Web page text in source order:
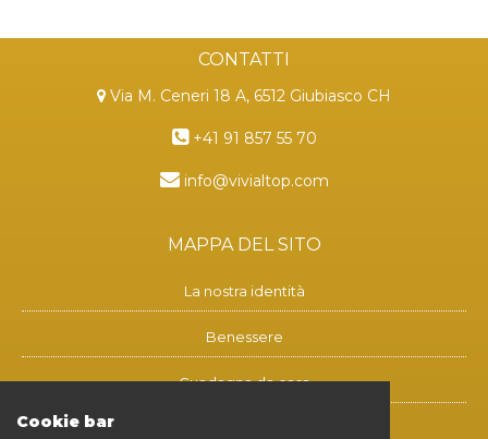
CONTATTI
Via M. Ceneri 18 A, 6512 Giubiasco CH
+41 91 857 55 70
info@vivialtop.com
MAPPA DEL SITO
La nostra identità
Benessere
Guadagna da casa
Cookie bar